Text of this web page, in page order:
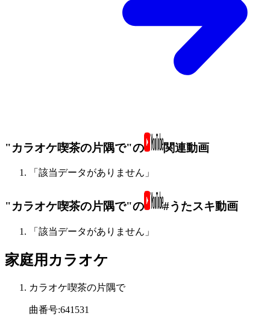
"カラオケ喫茶の片隅で"の 関連動画
「該当データがありません」
"カラオケ喫茶の片隅で"の #うたスキ動画
「該当データがありません」
家庭用カラオケ
カラオケ喫茶の片隅で
曲番号:641531